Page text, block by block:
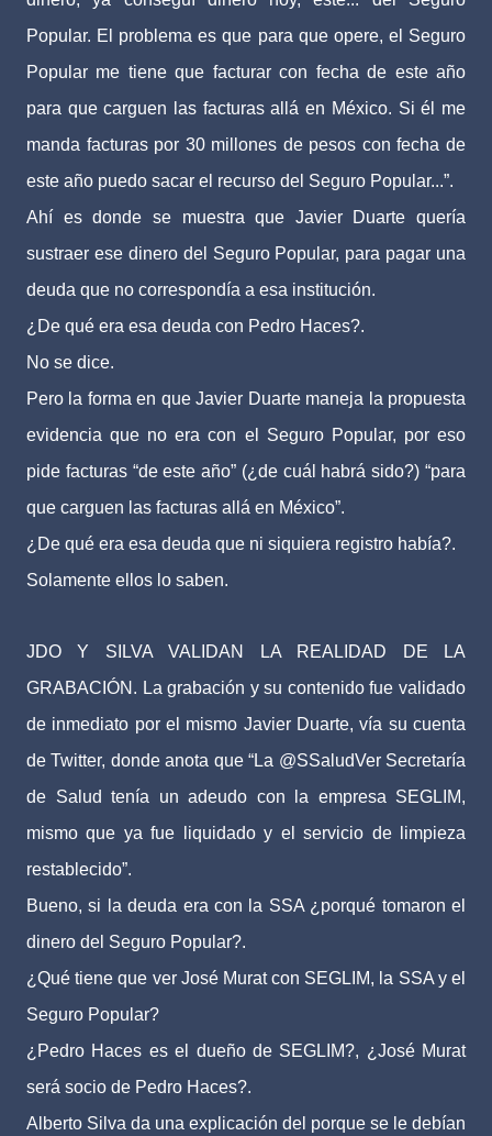
Popular. El problema es que para que opere, el Seguro
Popular me tiene que facturar con fecha de este año
para que carguen las facturas allá en México. Si él me
manda facturas por 30 millones de pesos con fecha de
este año puedo sacar el recurso del Seguro Popular...”.
Ahí es donde se muestra que Javier Duarte quería
sustraer ese dinero del Seguro Popular, para pagar una
deuda que no correspondía a esa institución.
¿De qué era esa deuda con Pedro Haces?.
No se dice.
Pero la forma en que Javier Duarte maneja la propuesta
evidencia que no era con el Seguro Popular, por eso
pide facturas “de este año” (¿de cuál habrá sido?) “para
que carguen las facturas allá en México”.
¿De qué era esa deuda que ni siquiera registro había?.
Solamente ellos lo saben.
JDO Y SILVA VALIDAN LA REALIDAD DE LA
GRABACIÓN. La grabación y su contenido fue validado
de inmediato por el mismo Javier Duarte, vía su cuenta
de Twitter, donde anota que “La @SSaludVer Secretaría
de Salud tenía un adeudo con la empresa SEGLIM,
mismo que ya fue liquidado y el servicio de limpieza
restablecido”.
Bueno, si la deuda era con la SSA ¿porqué tomaron el
dinero del Seguro Popular?.
¿Qué tiene que ver José Murat con SEGLIM, la SSA y el
Seguro Popular?
¿Pedro Haces es el dueño de SEGLIM?, ¿José Murat
será socio de Pedro Haces?.
Alberto Silva da una explicación del porque se le debían